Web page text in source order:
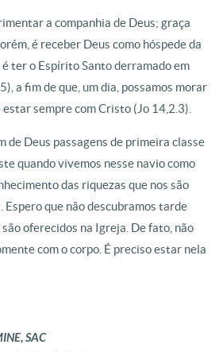
a companhia de Deus; graça
é receber Deus como hóspede da
ter o Espírito Santo derramado em
a fim de que, um dia, possamos morar
estar sempre com Cristo (Jo 14,2.3).
de Deus passagens de primeira classe
quando vivemos nesse navio como
das riquezas que nos são
Espero que não descubramos tarde
são oferecidos na Igreja. De fato, não
com o corpo. É preciso estar nela
SAC